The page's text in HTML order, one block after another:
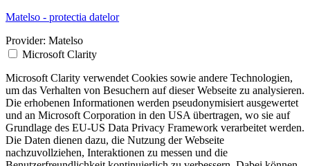
Matelso - protectia datelor
Provider: Matelso
Microsoft Clarity
Microsoft Clarity verwendet Cookies sowie andere Technologien,
um das Verhalten von Besuchern auf dieser Webseite zu analysieren.
Die erhobenen Informationen werden pseudonymisiert ausgewertet
und an Microsoft Corporation in den USA übertragen, wo sie auf
Grundlage des EU-US Data Privacy Framework verarbeitet werden.
Die Daten dienen dazu, die Nutzung der Webseite
nachzuvollziehen, Interaktionen zu messen und die